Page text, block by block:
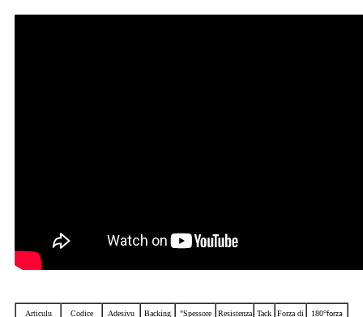
Articulu Codice Adesivu Backing "Spessore Resistenza Tack Forza di 180°forza